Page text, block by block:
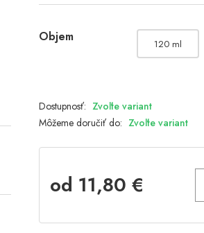
Objem 120 ml
Zvoľte variant
Môžeme doručiť do: Zvoľte variant
od 11,80 €
cena: